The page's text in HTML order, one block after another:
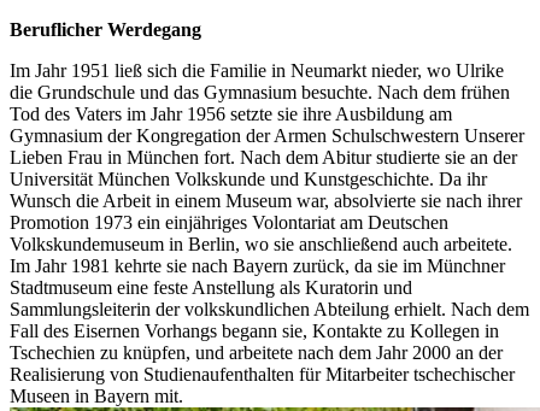
Beruflicher Werdegang
Im Jahr 1951 ließ sich die Familie in Neumarkt nieder, wo Ulrike
die Grundschule und das Gymnasium besuchte. Nach dem frühen
Tod des Vaters im Jahr 1956 setzte sie ihre Ausbildung am
Gymnasium der Kongregation der Armen Schulschwestern Unserer
Lieben Frau in München fort. Nach dem Abitur studierte sie an der
Universität München Volkskunde und Kunstgeschichte. Da ihr
Wunsch die Arbeit in einem Museum war, absolvierte sie nach ihrer
Promotion 1973 ein einjähriges Volontariat am Deutschen
Volkskundemuseum in Berlin, wo sie anschließend auch arbeitete.
Im Jahr 1981 kehrte sie nach Bayern zurück, da sie im Münchner
Stadtmuseum eine feste Anstellung als Kuratorin und
Sammlungsleiterin der volkskundlichen Abteilung erhielt. Nach dem
Fall des Eisernen Vorhangs begann sie, Kontakte zu Kollegen in
Tschechien zu knüpfen, und arbeitete nach dem Jahr 2000 an der
Realisierung von Studienaufenthalten für Mitarbeiter tschechischer
Museen in Bayern mit.